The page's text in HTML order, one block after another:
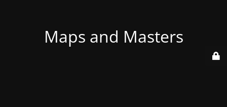
Maps and Masters